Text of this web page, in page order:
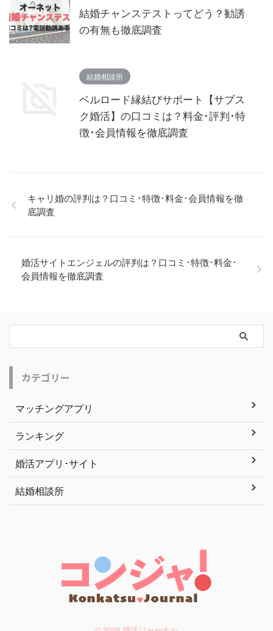
結婚チャンステストってどう？勧誘
の有無も徹底調査
結婚相談所
ベルロード縁結びサポート【サブス
ク婚活】の口コミは？料金･評判･特
徴･会員情報を徹底調査
キャリ婚の評判は？口コミ･特徴･料金･会員情報を徹
底調査
婚活サイトエンジェルの評判は？口コミ･特徴･料金･
会員情報を徹底調査
カテゴリー
マッチングアプリ
ランキング
婚活アプリ･サイト
結婚相談所